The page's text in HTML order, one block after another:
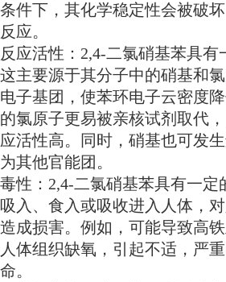
条件下，其化学稳定性会被破
反应。
反应活性：2,4-二氯硝基苯具有
这主要源于其分子中的硝基和
电子基团，使苯环电子云密度
的氯原子更易被亲核试剂取代
应活性高。同时，硝基也可发
为其他官能团。
毒性：2,4-二氯硝基苯具有一定
吸入、食入或吸收进入人体，
造成损害。例如，可能导致高
人体组织缺氧，引起不适，严
命。